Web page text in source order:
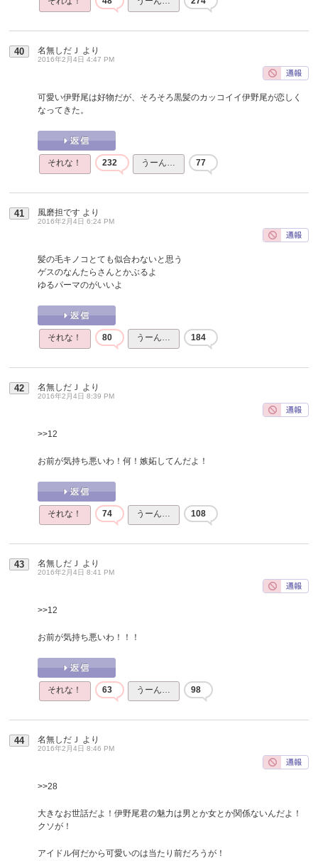
40 名無しだＪ より
2016年2月4日 4:47 PM
可愛い伊野尾は好物だが、そろそろ黒髪のカッコイイ伊野尾が恋しく
なってきた。
それな！ 232 うーん… 77
41 風磨担です より
2016年2月4日 6:24 PM
髪の毛キノコとても似合わないと思う
ゲスのなんたらさんとかぶるよ
ゆるパーマのがいいよ
それな！ 80 うーん… 184
42 名無しだＪ より
2016年2月4日 8:39 PM
>>12
お前が気持ち悪いわ！何！嫉妬してんだよ！
それな！ 74 うーん… 108
43 名無しだＪ より
2016年2月4日 8:41 PM
>>12
お前が気持ち悪いわ！！！
それな！ 63 うーん… 98
44 名無しだＪ より
2016年2月4日 8:46 PM
>>28
大きなお世話だよ！伊野尾君の魅力は男とか女とか関係ないんだよ！
クソが！
アイドル何だから可愛いのは当たり前だろうが！